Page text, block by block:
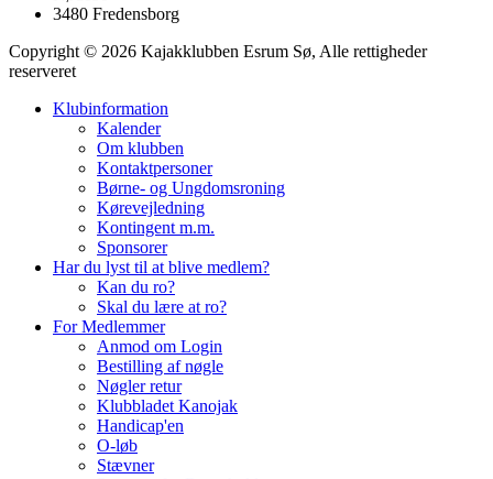
3480 Fredensborg
Copyright © 2026 Kajakklubben Esrum Sø, Alle rettigheder
reserveret
Klubinformation
Kalender
Om klubben
Kontaktpersoner
Børne- og Ungdomsroning
Kørevejledning
Kontingent m.m.
Sponsorer
Har du lyst til at blive medlem?
Kan du ro?
Skal du lære at ro?
For Medlemmer
Anmod om Login
Bestilling af nøgle
Nøgler retur
Klubbladet Kanojak
Handicap'en
O-løb
Stævner